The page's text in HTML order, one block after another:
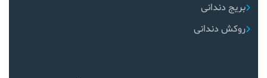
بریج دندانی
روکش دندانی